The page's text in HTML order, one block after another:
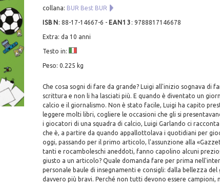
collana: BUR Best BUR
ISBN : 88-17-14667-6 - EAN13 : 9788817146678
Extra: da 10 anni
Testo in:
Peso: 0.225 kg
Che cosa sogni di fare da grande? Luigi all'inizio sognava di
scrittura e non li ha lasciati più. E quando è diventato un
calcio e il giornalismo. Non è stato facile, Luigi ha capito
leggere molti libri, cogliere le occasioni che gli si
i giocatori di una squadra di calcio, Luigi Garlando ci
che è, a partire da quando appallottolava i quotidiani per
oggi, passando per il primo articolo, l'assunzione alla
tanti e rocamboleschi aneddoti, fanno capolino alcuni
giusto a un articolo? Quale domanda fare per prima
personale baule di insegnamenti e consigli: dalla bellezza
davvero più bravi. Perché non tutti devono essere